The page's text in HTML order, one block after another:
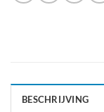
BESCHRIJVING